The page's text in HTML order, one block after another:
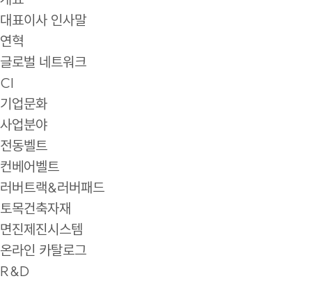
대표이사 인사말
연혁
글로벌 네트워크
CI
기업문화
사업분야
전동벨트
컨베어벨트
러버트랙&러버패드
토목건축자재
면진제진시스템
온라인 카탈로그
R&D